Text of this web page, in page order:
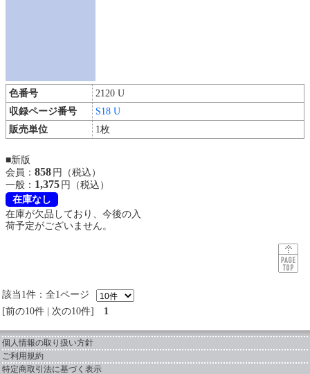
色番号
2120 U
収録ページ番号
S18 U
販売単位
1枚
■新版
会員： 858 円（税込）
一般： 1,375 円（税込）
在庫なし
在庫が欠品しており、今後の入
荷予定がございません。
該当1件：全1ページ
前の10件
次の10件 1
個人情報の取り扱い方針
ご利用規約
特定商取引法に基づく表示